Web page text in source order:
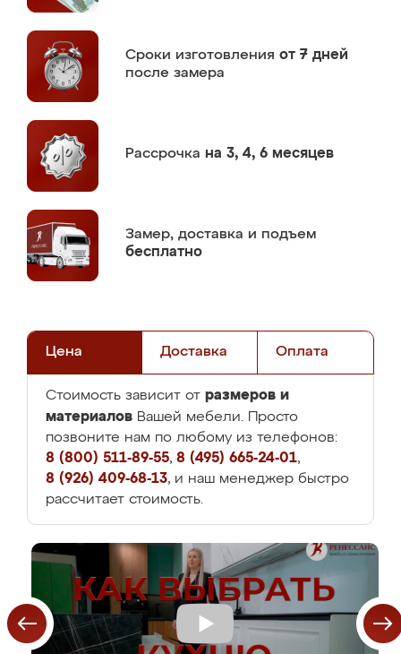
Сроки изготовления от 7 дней
после замера
Рассрочка на 3, 4, 6 месяцев
Замер, доставка и подъем
бесплатно
Цена Доставка Оплата
Стоимость зависит от размеров и
материалов Вашей мебели. Просто
позвоните нам по любому из телефонов:
8 (800) 511-89-55, 8 (495) 665-24-01,
8 (926) 409-68-13, и наш менеджер быстро
рассчитает стоимость.